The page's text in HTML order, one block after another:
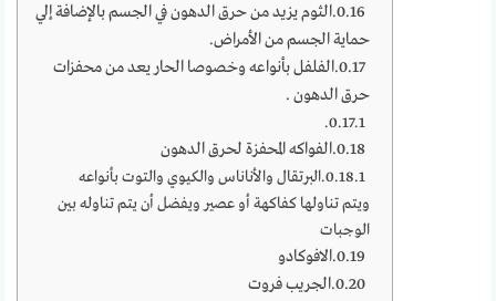
الثوم يزيد من حرق الدهون في الجسم بالإضافة إلي
حماية الجسم من الأمراض.
الفلفل بأنواعه وخصوصا الحار يعد من محفزات
حرق الدهون .
الفواكه المحفزة لحرق الدهون
البرتقال والأناناس والكيوي والتوت بأنواعه
ويتم تناولها كفاكهة أو عصير ويفضل أن يتم تناوله بين
الوجبات
الافوكادو
الجريب فروت